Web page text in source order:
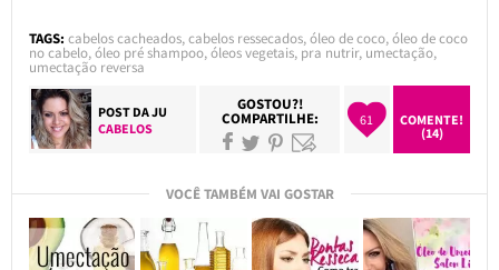
TAGS: cabelos cacheados,cabelos ressecados,óleo de coco,óleo de coco
no cabelo,óleo pré shampoo,óleos vegetais, pra nutrir, umectação,
umectação reversa
POST DAJU
CABELOS
GOSTOU?!
COMPARTILHE: 61
COMENTE!
(14)
VOCÊ TAMBÉM VAI GOSTAR